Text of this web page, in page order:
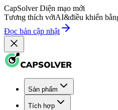
CapSolver Diện mạo mới
Tương thích vớiAI&điều khiển
Đọc bản cập nhật
Sản phẩm
Tích hợp